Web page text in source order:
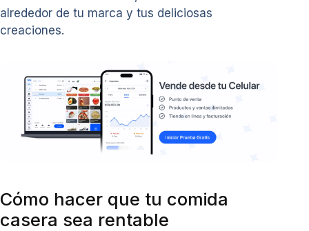
alrededor de tu marca y tus deliciosas
creaciones.
Cómo hacer que tu comida
casera sea rentable